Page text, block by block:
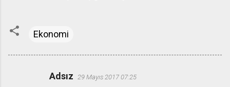
Ekonomi
Adsız 29 Mayıs 2017 07:25